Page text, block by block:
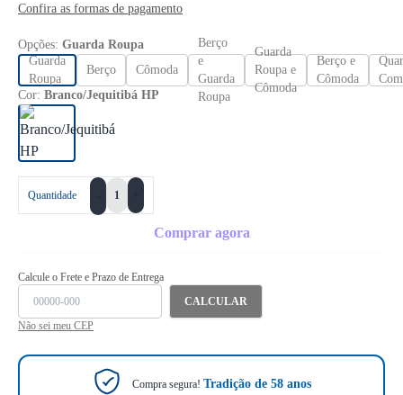
Confira as formas de pagamento
Opções: Guarda Roupa
Guarda
Roupa
Berço Cômoda
Berço
e
Guarda
Roupa
Guarda
Roupa e
Cômoda
Berço e
Cômoda
Cor: Branco/Jequitibá HP
Quantidade
Comprar agora
Calcule o Frete e Prazo de Entrega
CALCULAR
Não sei meu CEP
Compra segura! Tradição de 58 anos